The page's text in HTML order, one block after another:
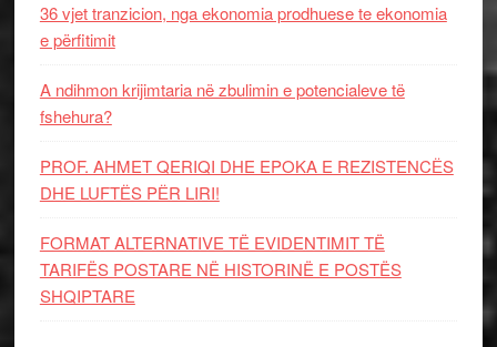
36 vjet tranzicion, nga ekonomia prodhuese te ekonomia
e përfitimit
A ndihmon krijimtaria në zbulimin e potencialeve të
fshehura?
PROF. AHMET QERIQI DHE EPOKA E REZISTENCЁS
DHE LUFTЁS PЁR LIRI!
FORMAT ALTERNATIVE TË EVIDENTIMIT TË
TARIFËS POSTARE NË HISTORINË E POSTËS
SHQIPTARE